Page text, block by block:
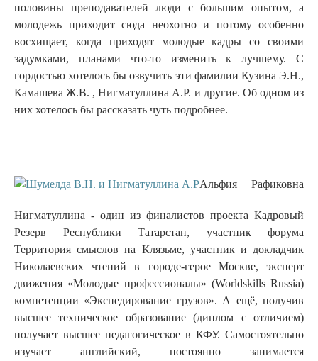
половины преподавателей люди с большим опытом, а
молодежь приходит сюда неохотно и потому особенно
восхищает, когда приходят молодые кадры со своими
задумками, планами что-то изменить к лучшему. С
гордостью хотелось бы озвучить эти фамилии Кузина Э.Н.,
Камашева Ж.В. , Нигматуллина А.Р. и другие. Об одном из
них хотелось бы рассказать чуть подробнее.
Альфия Рафиковна
Нигматуллина - один из финалистов проекта Кадровый
Резерв Республики Татарстан, участник форума
Территория смыслов на Клязьме, участник и докладчик
Николаевских чтений в городе-герое Москве, эксперт
движения «Молодые профессионалы» (Worldskills Russia)
компетенции «Экспедирование грузов». А ещё, получив
высшее техническое образование (диплом с отличием)
получает высшее педагогическое в КФУ. Самостоятельно
изучает английский, постоянно занимается